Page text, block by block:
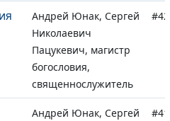
Андрей Юнак, Сергей
Николаевич
Пацукевич, магистр
богословия,
священнослужитель
#420
Андрей Юнак, Сергей
#419